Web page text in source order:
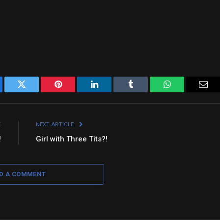
Twitter Pinterest LinkedIn Tumblr WhatsApp
NEXT ARTICLE
Girl with Three Tits?!
A COMMENT